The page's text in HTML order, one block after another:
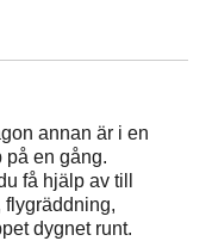
annan är i en
på en gång.
få hjälp av till
flygräddning,
dygnet runt.